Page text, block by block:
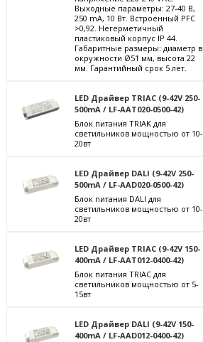
Выходные параметры: 27-40 В,
250 mА, 10 Вт. Встроенный PFC
>0,92. Негерметичный
пластиковый корпус IP 44.
Габаритные размеры: диаметр в
окружности Ø51 мм, высота 22
мм. Гарантийный срок 5 лет.
LED Драйвер TRIAC (9-42V 250-
500mA / LF-AAT020-0500-42)
Блок питания TRIAK для
светильников мощностью от 10-
20вт
LED Драйвер DALI (9-42V 250-
500mA / LF-AAD020-0500-42)
Блок питания DALI для
светильников мощностью от 10-
20вт
LED Драйвер TRIAC (9-42V 150-
400mA / LF-AAT012-0400-42)
Блок питания TRIAC для
светильников мощностью от 5-
15вт
LED Драйвер DALI (9-42V 150-
400mA / LF-AAD012-0400-42)